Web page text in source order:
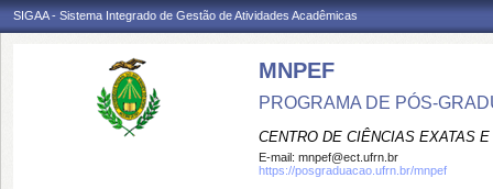
SIGAA - Sistema Integrado de Gestão de Atividades Acadêmicas
MNPEF
PROGRAMA DE PÓS-
CENTRO DE CIÊNCIAS EXATAS
E-mail: mnpef@ect.ufrn.br
https://posgraduacao.ufrn.br/mnpef